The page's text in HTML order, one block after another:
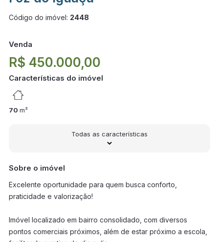
Código do imóvel: 2448
Venda
R$ 450.000,00
Características do imóvel
70 m²
Todas as características
Sobre o imóvel
Excelente oportunidade para quem busca conforto,
praticidade e valorização!
Imóvel localizado em bairro consolidado, com diversos
pontos comerciais próximos, além de estar próximo a escola,